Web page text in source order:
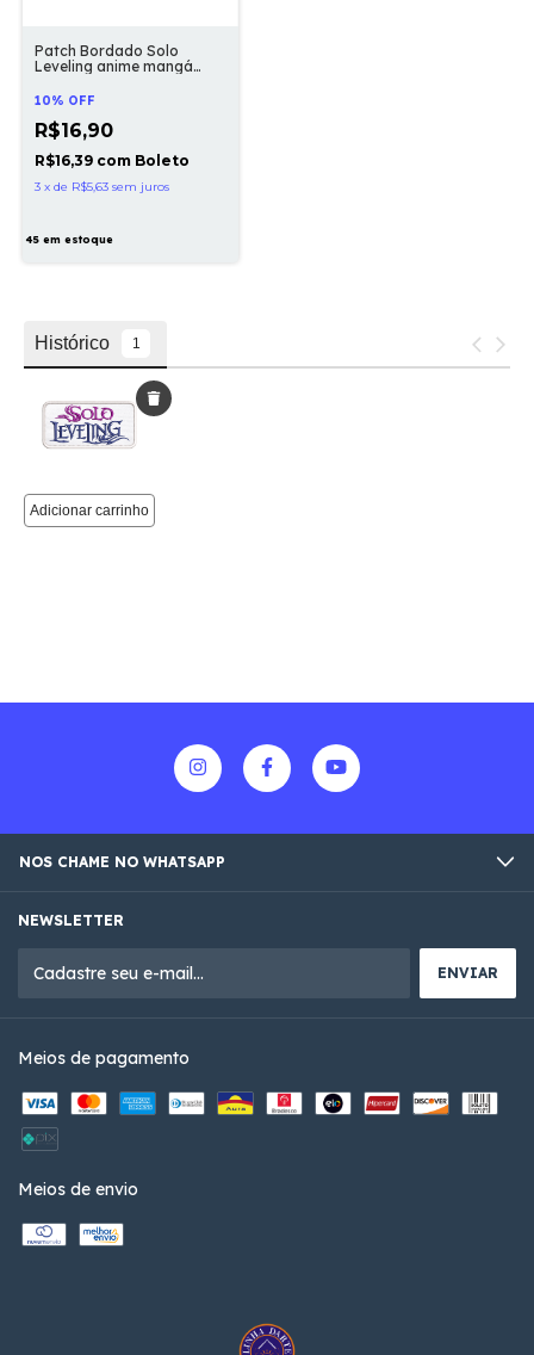
Patch Bordado Solo
Leveling anime mangá
10% OFF
R$16,90
R$16,39 com Boleto
3 x de R$5,63 sem juros
45em estoque
NOS CHAME NO WHATSAPP
NEWSLETTER
Meios de pagamento
Meios de envio